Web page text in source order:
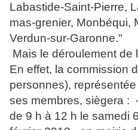
Labastide-Saint-Pierre,
mas-grenier, Monbéqui,
Verdun-sur-Garonne."
Mais le déroulement de
En effet, la commission
personnes),
ses membres, siègera :
de 9 h à 12 h le samedi